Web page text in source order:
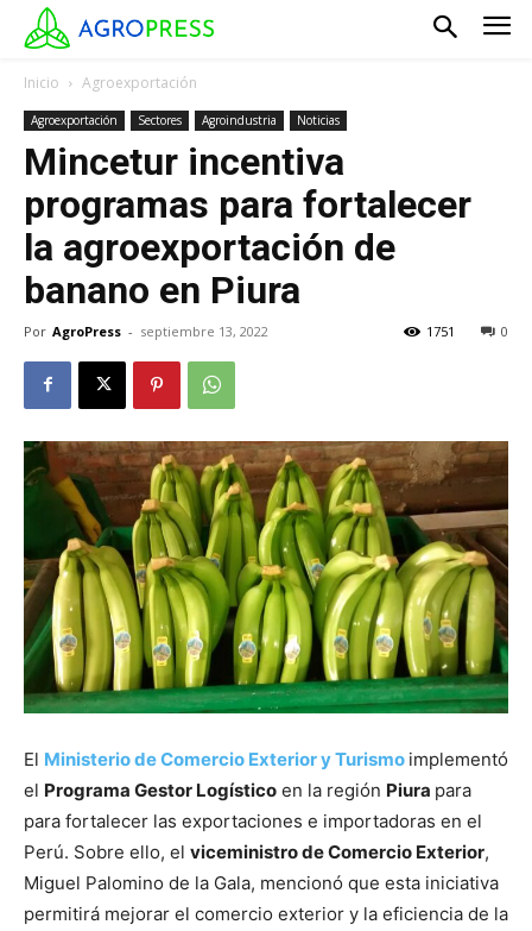
Inicio Agroexportación
Agroexportación Sectores Agroindustria Noticias
Mincetur incentiva
programas para fortalecer
la agroexportación de
banano en Piura
Por AgroPress - septiembre 13, 2022 0
1751
El Ministerio de Comercio Exterior y Turismo implementó
el Programa Gestor Logístico en la región Piura para
para fortalecer las exportaciones e importadoras en el
Perú. Sobre ello, el viceministro de Comercio Exterior,
Miguel Palomino de la Gala, mencionó que esta iniciativa
permitirá mejorar el comercio exterior y la eficiencia de la